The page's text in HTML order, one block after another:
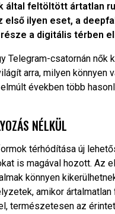
által feltöltött ártatlan
első ilyen eset, a
a digitális térben
Telegram-csatornán
arra, milyen könnyen
években több
NÉLKÜL
térhódítása új
is magával hozott.
könnyen
amikor
természetesen az